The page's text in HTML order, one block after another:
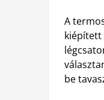
A
kiépített
be